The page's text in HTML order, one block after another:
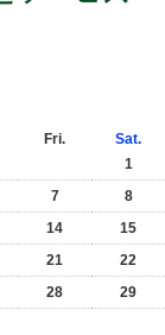
Fri.
Sat.
1
7
8
14
15
21
22
28
29